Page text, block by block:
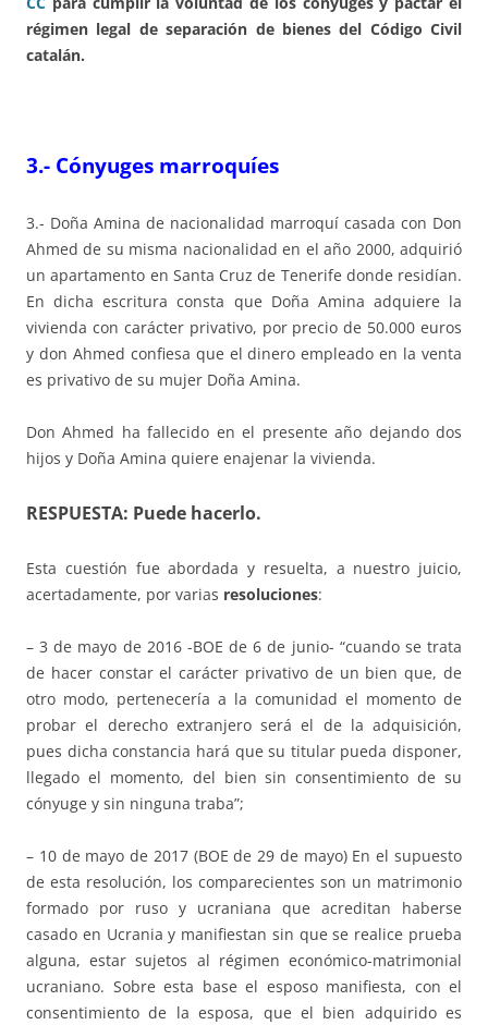
régimen legal de separación de bienes del Código Civil
catalán.
3.- Cónyuges marroquíes
3.- Doña Amina de nacionalidad marroquí casada con Don
Ahmed de su misma nacionalidad en el año 2000, adquirió
un apartamento en Santa Cruz de Tenerife donde residían.
En dicha escritura consta que Doña Amina adquiere la
vivienda con carácter privativo, por precio de 50.000 euros
y don Ahmed confiesa que el dinero empleado en la venta
es privativo de su mujer Doña Amina.
Don Ahmed ha fallecido en el presente año dejando dos
hijos y Doña Amina quiere enajenar la vivienda.
RESPUESTA: Puede hacerlo.
Esta cuestión fue abordada y resuelta, a nuestro juicio,
acertadamente, por varias resoluciones:
– 3 de mayo de 2016 -BOE de 6 de junio- “cuando se trata
de hacer constar el carácter privativo de un bien que, de
otro modo, pertenecería a la comunidad el momento de
probar el derecho extranjero será el de la adquisición,
pues dicha constancia hará que su titular pueda disponer,
llegado el momento, del bien sin consentimiento de su
cónyuge y sin ninguna traba”;
– 10 de mayo de 2017 (BOE de 29 de mayo) En el supuesto
de esta resolución, los comparecientes son un matrimonio
formado por ruso y ucraniana que acreditan haberse
casado en Ucrania y manifiestan sin que se realice prueba
alguna, estar sujetos al régimen económico-matrimonial
ucraniano. Sobre esta base el esposo manifiesta, con el
consentimiento de la esposa, que el bien adquirido es